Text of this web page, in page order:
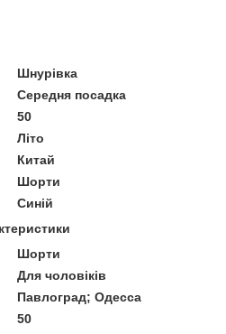
Шнурівка
Середня посадка
50
Літо
Китай
Шорти
Синій
Шорти
Для чоловіків
Павлоград; Одесса
50